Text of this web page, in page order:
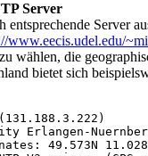
Server
entsprechende Server
www.eecis.udel.edu/
wählen, die
bietet sich
Erlangen-
49.573N